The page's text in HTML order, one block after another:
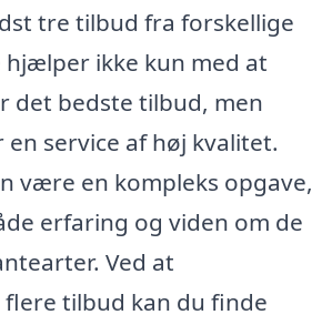
tre tilbud fra forskellige
ikke kun med at
det bedste tilbud, men
en service af høj kvalitet.
være en kompleks opgave,
erfaring og viden om de
Ved at
tilbud kan du finde